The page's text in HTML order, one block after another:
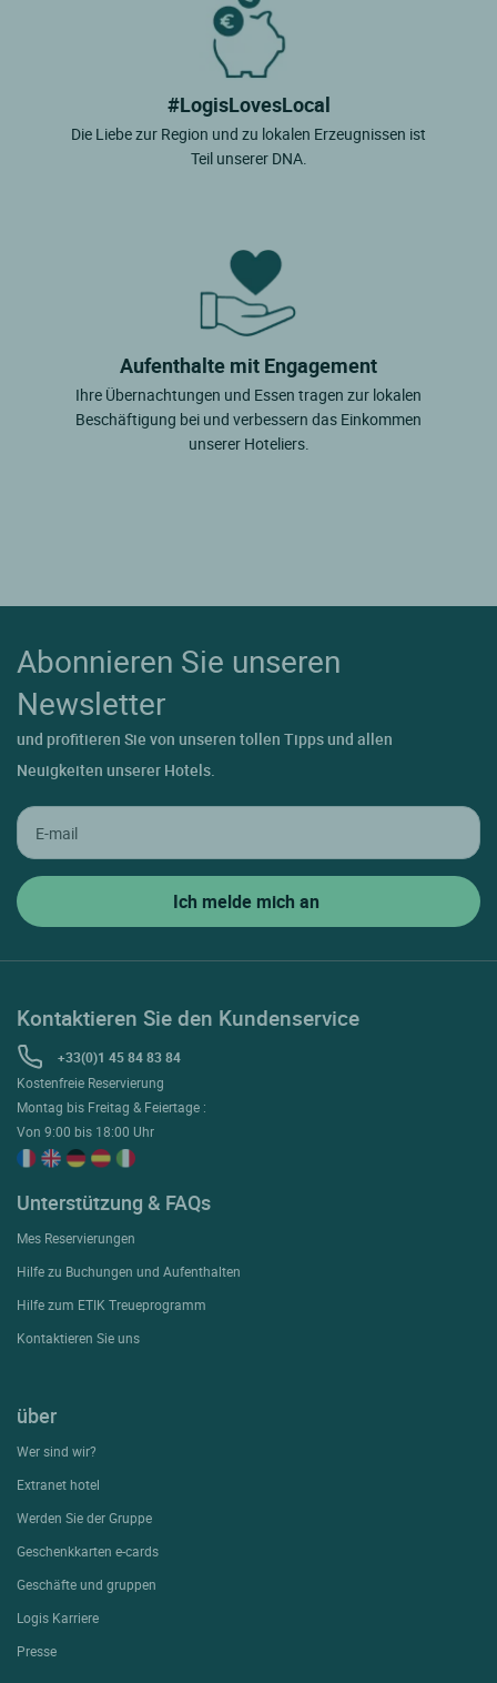
#LogisLovesLocal
Die Liebe zur Region und zu lokalen Erzeugnissen ist
Teil unserer DNA.
Aufenthalte mit Engagement
Ihre Übernachtungen und Essen tragen zur lokalen
Beschäftigung bei und verbessern das Einkommen
unserer Hoteliers.
Abonnieren Sie unseren
Newsletter
und profitieren Sie von unseren tollen Tipps und allen
Neuigkeiten unserer Hotels.
Kontaktieren Sie den Kundenservice
+33(0)1 45 84 83 84
Kostenfreie Reservierung
Montag bis Freitag & Feiertage :
Von 9:00 bis 18:00 Uhr
Unterstützung & FAQs
Mes Reservierungen
Hilfe zu Buchungen und Aufenthalten
Hilfe zum ETIK Treueprogramm
Kontaktieren Sie uns
über
Wer sind wir?
Extranet hotel
Werden Sie der Gruppe
Geschenkkarten e-cards
Geschäfte und gruppen
Logis Karriere
Presse